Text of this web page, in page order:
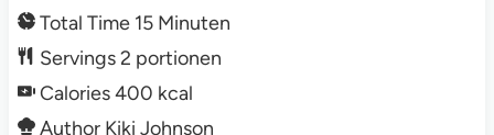
Total Time 15 Minuten
Servings2 portionen
Calories400 kcal
Author Kiki Johnson